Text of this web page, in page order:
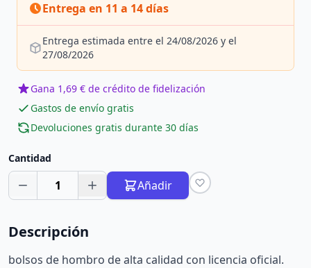
Entrega en 11 a 14 días
Entrega estimada entre el 24/08/2026 y el
27/08/2026
Gana 1,69 € de crédito de fidelización
Gastos de envío gratis
Devoluciones gratis durante 30 días
Cantidad
1 Añadir
Descripción
bolsos de hombro de alta calidad con licencia oficial.